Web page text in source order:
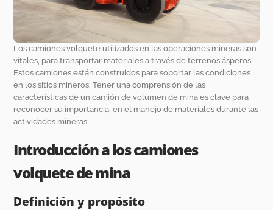
Los camiones volquete utilizados en las operaciones mineras son
vitales, para transportar materiales a través de terrenos ásperos.
Estos camiones están construidos para soportar las condiciones
en los sitios mineros. Tener una comprensión de las
características de un camión de volumen de mina es clave para
reconocer su importancia, en el manejo de materiales durante las
actividades mineras.
Introducción a los camiones
volquete de mina
Definición y propósito